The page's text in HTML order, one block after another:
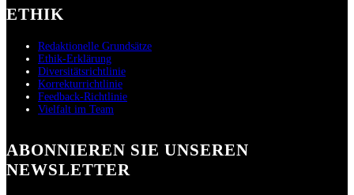
ETHIK
Redaktionelle Grundsätze
Ethik-Erklärung
Diversitätsrichtlinie
Korrekturrichtlinie
Feedback-Richtlinie
Vielfalt im Team
ABONNIEREN SIE UNSEREN
NEWSLETTER